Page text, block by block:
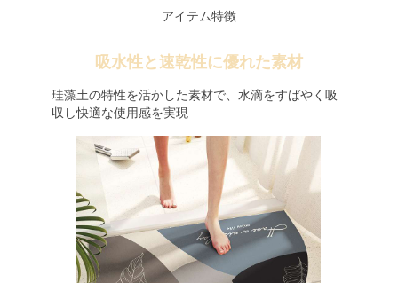
アイテム特徴
吸水性と速乾性に優れた素材
珪藻土の特性を活かした素材で、水滴をすばやく吸
収し快適な使用感を実現